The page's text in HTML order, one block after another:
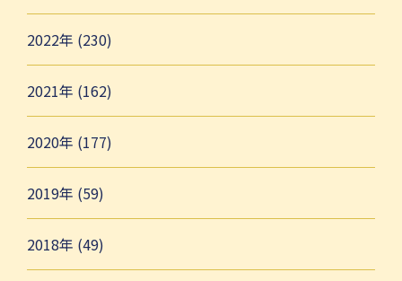
2022年 (230)
2021年 (162)
2020年 (177)
2019年 (59)
2018年 (49)